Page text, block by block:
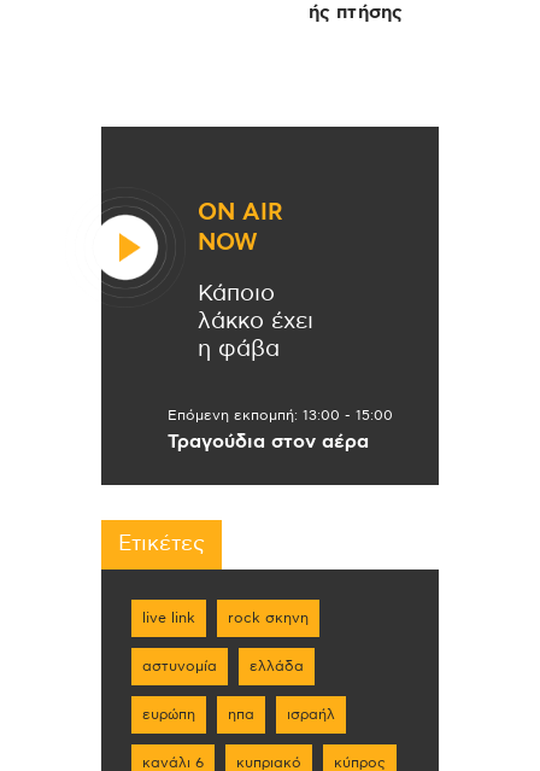
ής πτήσης
ON AIR
NOW
Κάποιο
λάκκο έχει
η φάβα
Επόμενη εκπομπή: 13:00 - 15:00
Τραγούδια στον αέρα
Ετικέτες
live link rock σκηνη
αστυνομία ελλάδα
ευρώπη ηπα ισραήλ
κανάλι 6 κυπριακό κύπρος